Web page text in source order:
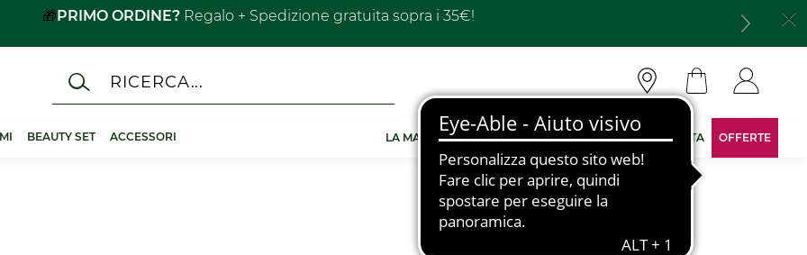
🎁PRIMO ORDINE? Regalo + Spedizione gratuita sopra i 35€!
BEAUTY SET ACCESSORI LA MARCA DIVENTA CONSULENTE AREA RISERVATA OFFERTE